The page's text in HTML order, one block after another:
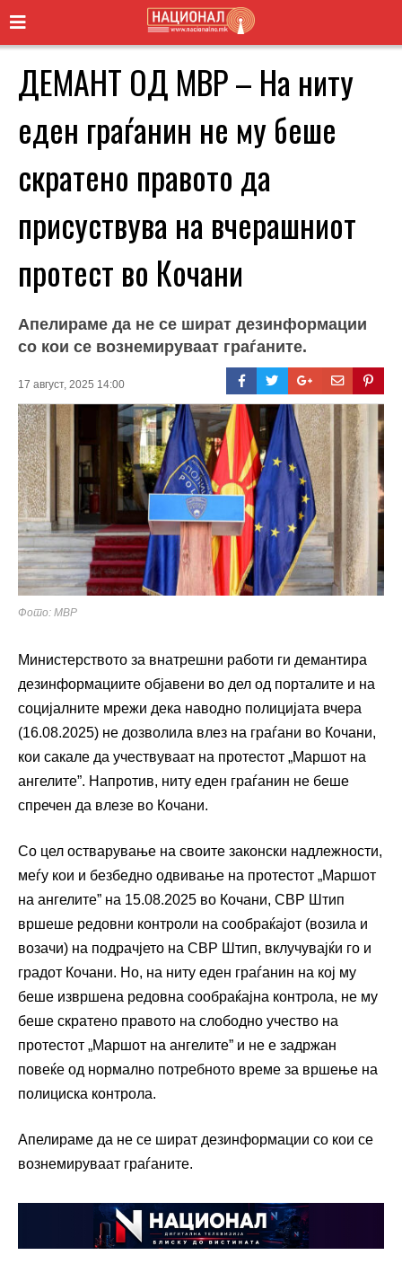
ДЕМАНТ ОД МВР – На ниту
еден граѓанин не му беше
скратено правото да
присуствува на вчерашниот
протест во Кочани
Апелираме да не се шират дезинформации
со кои се вознемируваат граѓаните.
17 август, 2025 14:00
Фото: МВР
Министерството за внатрешни работи ги демантира
дезинформациите објавени во дел од порталите и на
социјалните мрежи дека наводно полицијата вчера
(16.08.2025) не дозволила влез на граѓани во Кочани,
кои сакале да учествуваат на протестот „Маршот на
ангелите”. Напротив, ниту еден граѓанин не беше
спречен да влезе во Кочани.
Со цел остварување на своите законски надлежности,
меѓу кои и безбедно одвивање на протестот „Маршот
на ангелите” на 15.08.2025 во Кочани, СВР Штип
вршеше редовни контроли на сообраќајот (возила и
возачи) на подрачјето на СВР Штип, вклучувајќи го и
градот Кочани. Но, на ниту еден граѓанин на кој му
беше извршена редовна сообраќајна контрола, не му
беше скратено правото на слободно учество на
протестот „Маршот на ангелите” и не е задржан
повеќе од нормално потребното време за вршење на
полициска контрола.
Апелираме да не се шират дезинформации со кои се
вознемируваат граѓаните.